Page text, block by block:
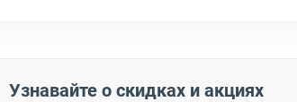
Узнавайте о скидках и акциях